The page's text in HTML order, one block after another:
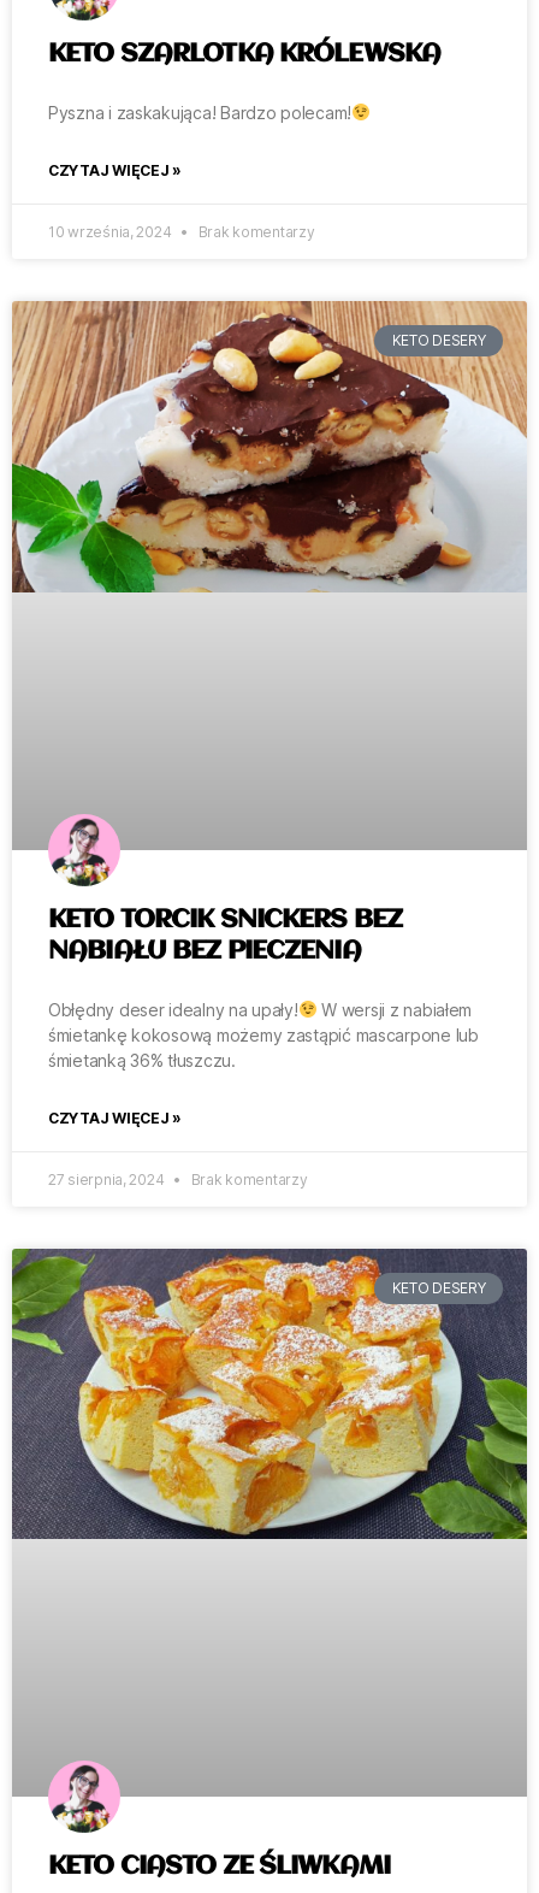
KETO SZARLOTKA KRÓLEWSKA
Pyszna i zaskakująca! Bardzo polecam!
CZYTAJ WIĘCEJ »
10 września, 2024 Brak komentarzy
KETO DESERY
KETO TORCIK SNICKERS BEZ
NABIAŁU BEZ PIECZENIA
Obłędny deser idealny na upały!
W wersji z nabiałem
śmietankę kokosową możemy zastąpić mascarpone lub
śmietanką 36% tłuszczu.
CZYTAJ WIĘCEJ »
27 sierpnia, 2024 Brak komentarzy
KETO DESERY
KETO CIASTO ZE ŚLIWKAMI